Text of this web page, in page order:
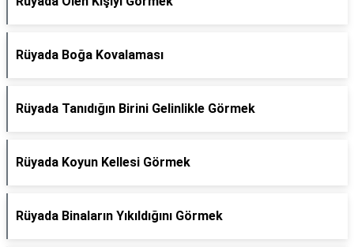
Rüyada Boğa Kovalaması
Rüyada Tanıdığın Birini Gelinlikle Görmek
Rüyada Koyun Kellesi Görmek
Rüyada Binaların Yıkıldığını Görmek